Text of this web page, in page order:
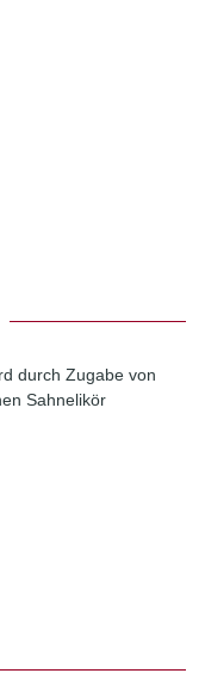
durch Zugabe von
Sahnelikör